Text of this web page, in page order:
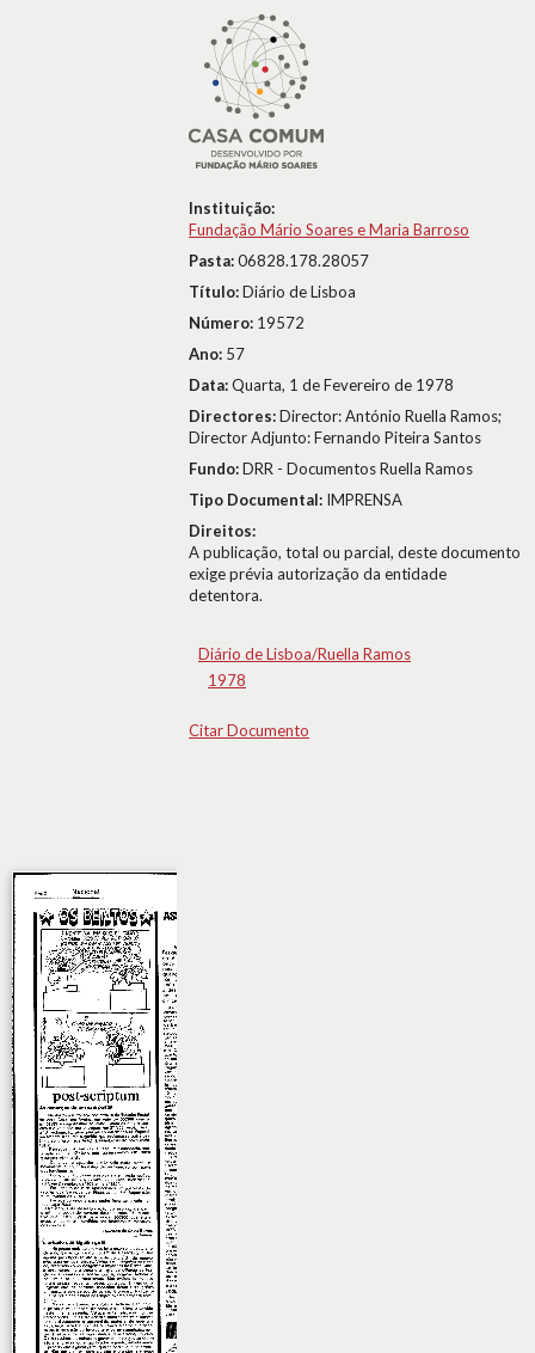
Instituição:
Fundação Mário Soares e Maria Barroso
Pasta:06828.178.28057
Título:Diário de Lisboa
Número: 19572
Ano: 57
Data:Quarta, 1 de Fevereiro de 1978
Directores:Director: António Ruella Ramos;
Director Adjunto: Fernando Piteira Santos
Fundo:DRR - Documentos Ruella Ramos
Tipo Documental: IMPRENSA
Direitos:
A publicação, total ou parcial, deste documento
exige prévia autorização da entidade
detentora.
Diário de Lisboa/Ruella Ramos
1978
Citar Documento